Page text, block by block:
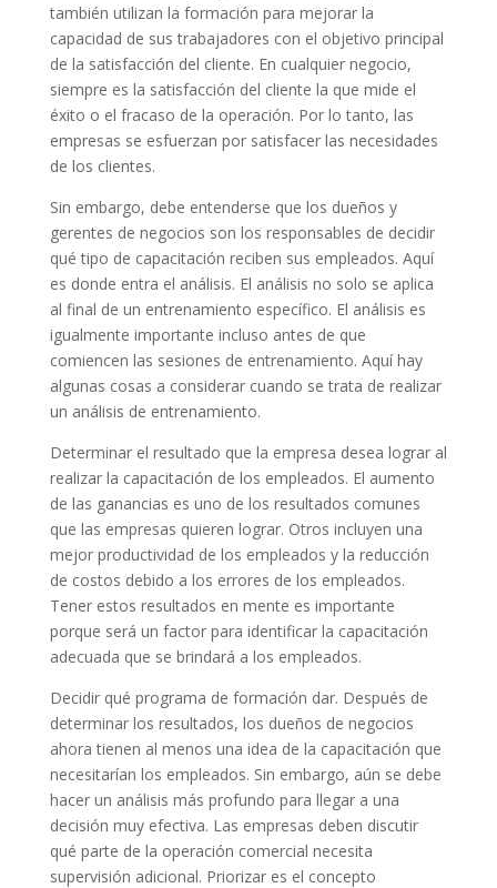
también utilizan la formación para mejorar la
capacidad de sus trabajadores con el objetivo principal
de la satisfacción del cliente. En cualquier negocio,
siempre es la satisfacción del cliente la que mide el
éxito o el fracaso de la operación. Por lo tanto, las
empresas se esfuerzan por satisfacer las necesidades
de los clientes.
Sin embargo, debe entenderse que los dueños y
gerentes de negocios son los responsables de decidir
qué tipo de capacitación reciben sus empleados. Aquí
es donde entra el análisis. El análisis no solo se aplica
al final de un entrenamiento específico. El análisis es
igualmente importante incluso antes de que
comiencen las sesiones de entrenamiento. Aquí hay
algunas cosas a considerar cuando se trata de realizar
un análisis de entrenamiento.
Determinar el resultado que la empresa desea lograr al
realizar la capacitación de los empleados. El aumento
de las ganancias es uno de los resultados comunes
que las empresas quieren lograr. Otros incluyen una
mejor productividad de los empleados y la reducción
de costos debido a los errores de los empleados.
Tener estos resultados en mente es importante
porque será un factor para identificar la capacitación
adecuada que se brindará a los empleados.
Decidir qué programa de formación dar. Después de
determinar los resultados, los dueños de negocios
ahora tienen al menos una idea de la capacitación que
necesitarían los empleados. Sin embargo, aún se debe
hacer un análisis más profundo para llegar a una
decisión muy efectiva. Las empresas deben discutir
qué parte de la operación comercial necesita
supervisión adicional. Priorizar es el concepto